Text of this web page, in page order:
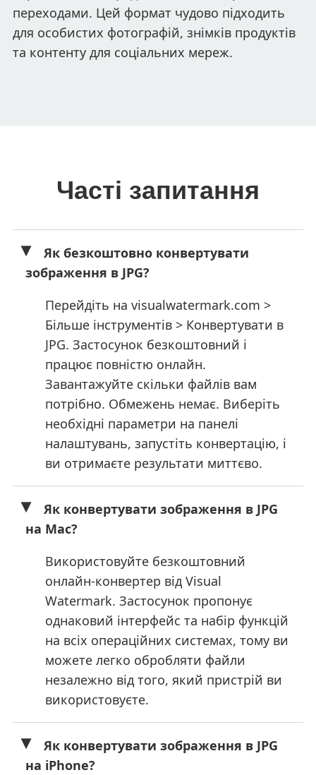
переходами. Цей формат чудово підходить
для особистих фотографій, знімків продуктів
та контенту для соціальних мереж.
Часті запитання
Як безкоштовно конвертувати
зображення в JPG?
Перейдіть на visualwatermark.com >
Більше інструментів > Конвертувати в
JPG. Застосунок безкоштовний і
працює повністю онлайн.
Завантажуйте скільки файлів вам
потрібно. Обмежень немає. Виберіть
необхідні параметри на панелі
налаштувань, запустіть конвертацію, і
ви отримаєте результати миттєво.
Як конвертувати зображення в JPG
на Mac?
Використовуйте безкоштовний
онлайн-конвертер від Visual
Watermark. Застосунок пропонує
однаковий інтерфейс та набір функцій
на всіх операційних системах, тому ви
можете легко обробляти файли
незалежно від того, який пристрій ви
використовуєте.
Як конвертувати зображення в JPG
на iPhone?